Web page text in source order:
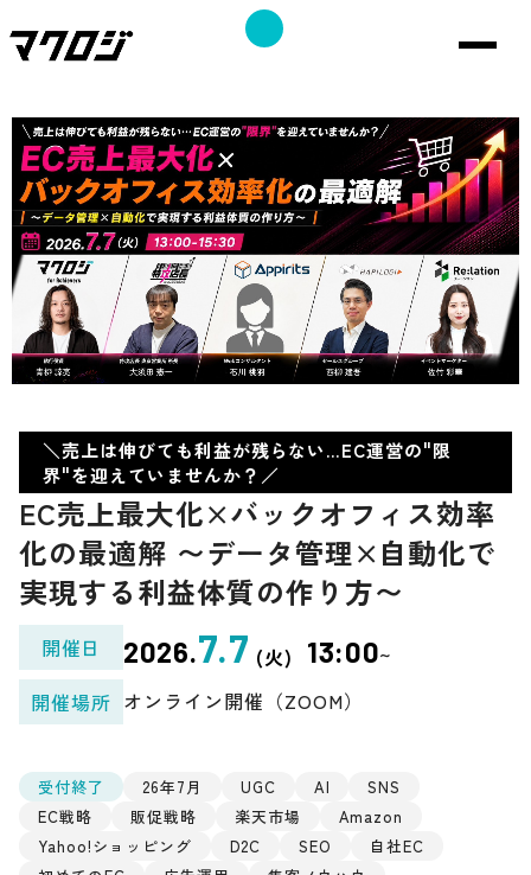
＼売上は伸びても利益が残らない…EC運営の"限
界"を迎えていませんか？／
EC売上最大化×バックオフィス効率
化の最適解 〜データ管理×自動化で
実現する利益体質の作り方〜
開催日 2026.7.7 (火) 13:00~
開催場所 オンライン開催（ZOOM）
受付終了 26年7月 UGC AI
SNS
EC戦略
販促戦略 楽天市場
Amazon
Yahoo!ショッピング
D2C SEO
自社EC